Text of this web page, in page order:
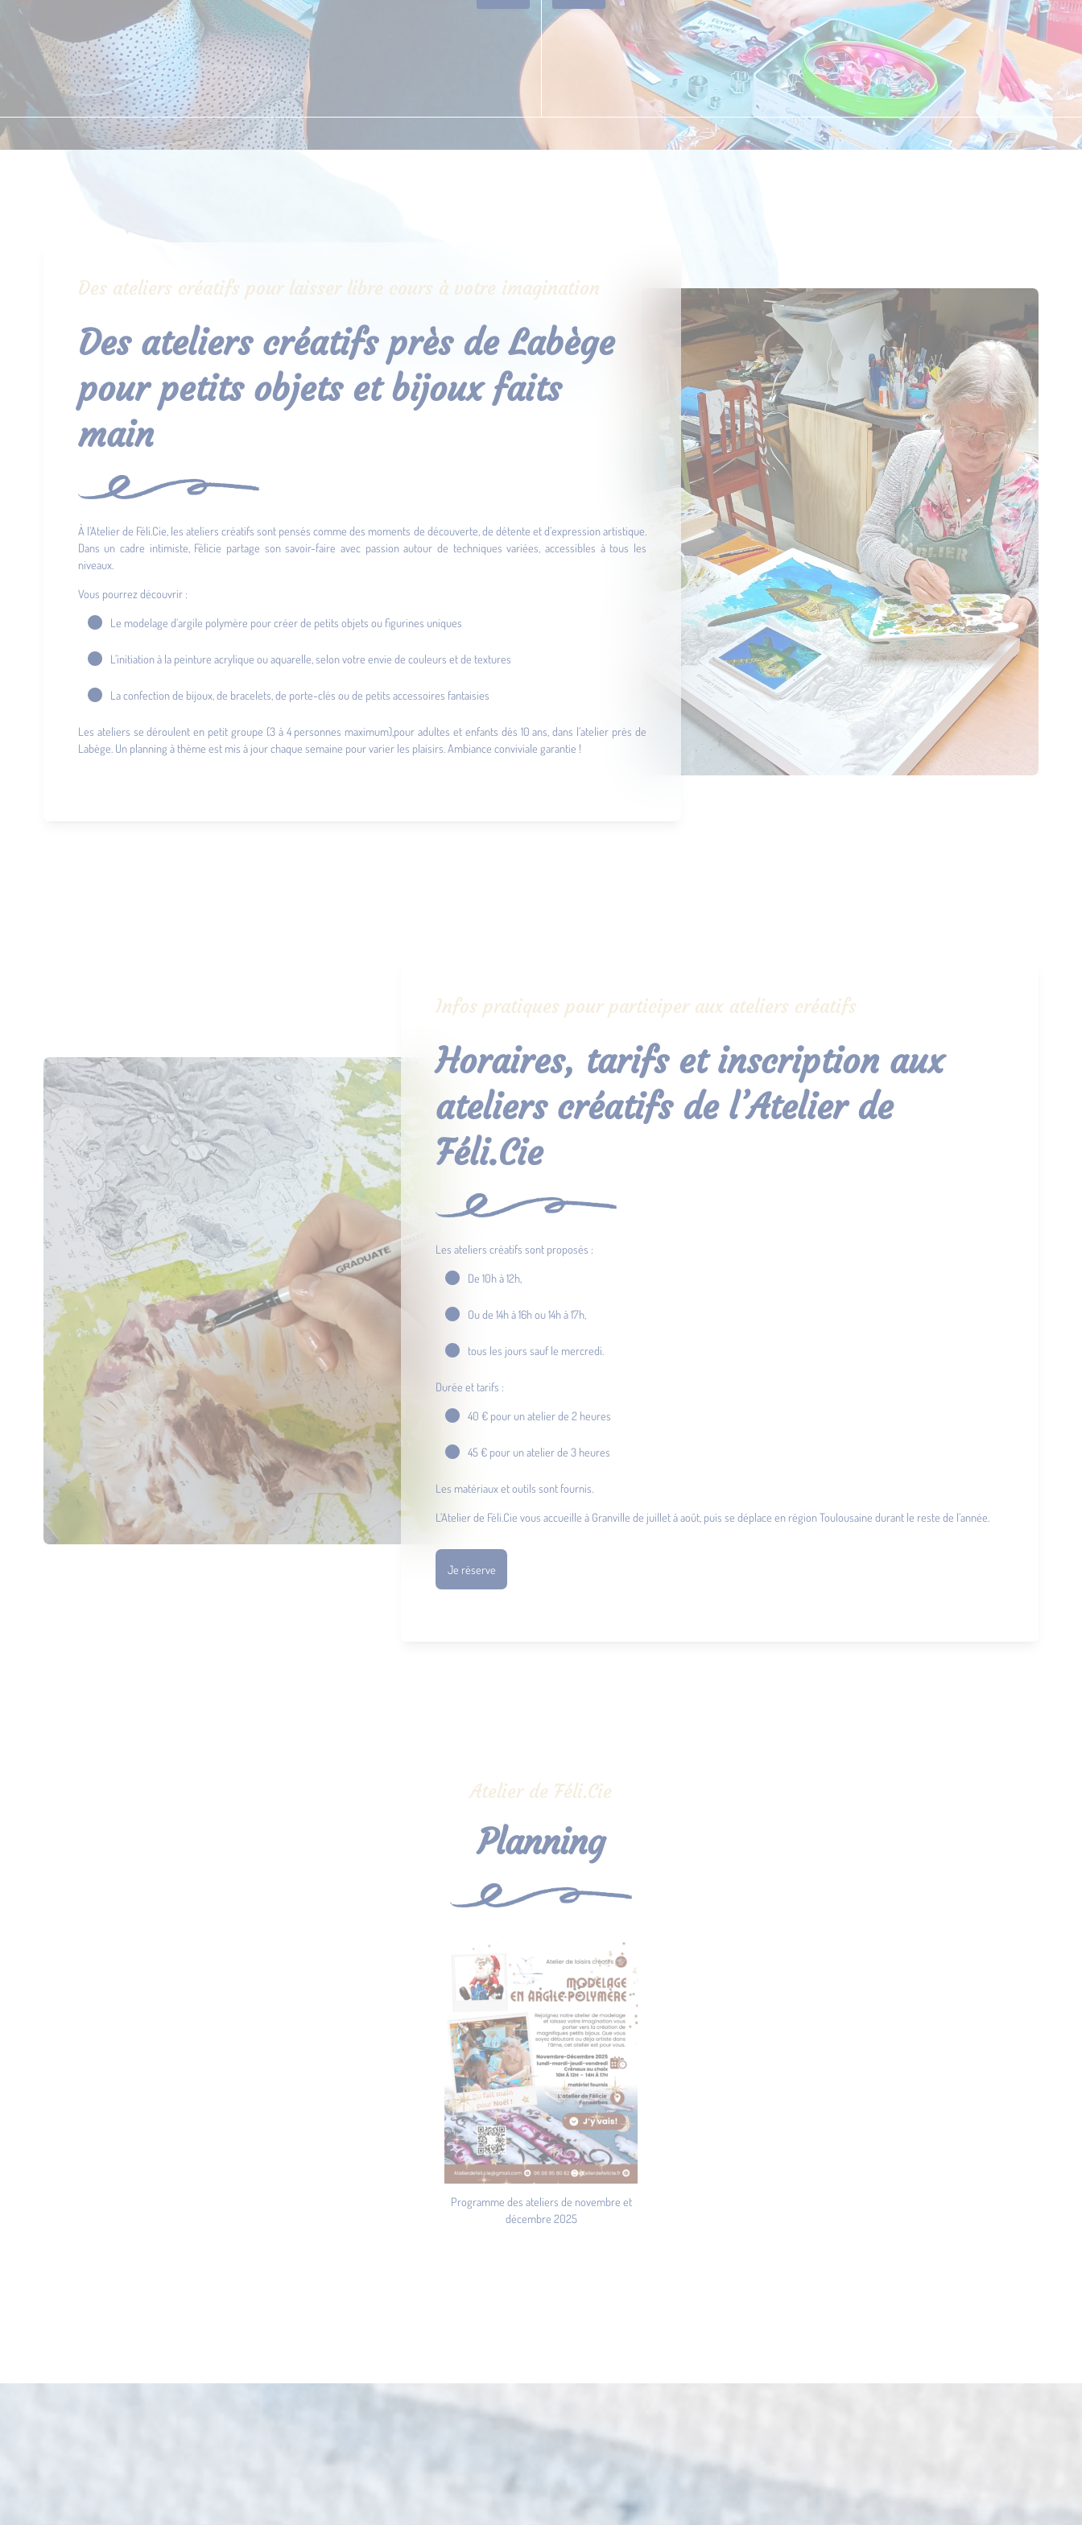
Des ateliers créatifs pour laisser libre cours à votre imagination
Des ateliers créatifs près de Labège
pour petits objets et bijoux faits
main
À l’Atelier de Féli.Cie, les ateliers créatifs sont pensés comme des moments de découverte, de détente et d’expression artistique.
Dans un cadre intimiste, Félicie partage son savoir-faire avec passion autour de techniques variées, accessibles à tous les
niveaux.
Vous pourrez découvrir :
Le modelage d’argile polymère pour créer de petits objets ou figurines uniques
L’initiation à la peinture acrylique ou aquarelle, selon votre envie de couleurs et de textures
La confection de bijoux, de bracelets, de porte-clés ou de petits accessoires fantaisies
Les ateliers se déroulent en petit groupe (3 à 4 personnes maximum),pour adultes et enfants dès 10 ans, dans l’atelier près de
Labège. Un planning à thème est mis à jour chaque semaine pour varier les plaisirs. Ambiance conviviale garantie !
Infos pratiques pour participer aux ateliers créatifs
Horaires, tarifs et inscription aux
ateliers créatifs de l’Atelier de
Féli.Cie
Les ateliers créatifs sont proposés :
De 10h à 12h,
Ou de 14h à 16h ou 14h à 17h,
tous les jours sauf le mercredi.
Durée et tarifs :
40 € pour un atelier de 2 heures
45 € pour un atelier de 3 heures
Les matériaux et outils sont fournis.
L’Atelier de Féli.Cie vous accueille à Granville de juillet à août, puis se déplace en région Toulousaine durant le reste de l’année.
Je réserve
Atelier de Féli.Cie
Planning
Programme des ateliers de novembre et
décembre 2025